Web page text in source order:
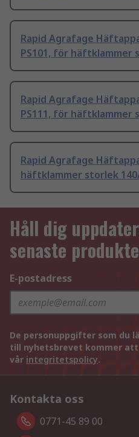
Rapid Agrafage
PS101, för häftklammer
Rapid Agrafage
PS111, för häftklammer
Rapid Agrafage
häftklammer storlek
Håll dig
senaste
E-postadress
De personuppgifter som du
till nyhetsbrevet kommer
vår integritetspolicy.
Kontakta oss
0771-45 89 00